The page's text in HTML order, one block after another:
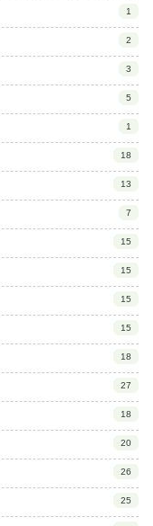
1
2
3
5
1
18
13
7
15
15
15
15
18
27
18
20
26
25